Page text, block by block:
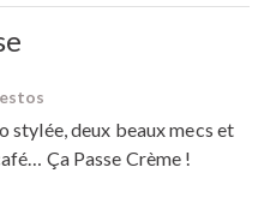
stylée, deux beaux mecs et
Ça Passe Crème !